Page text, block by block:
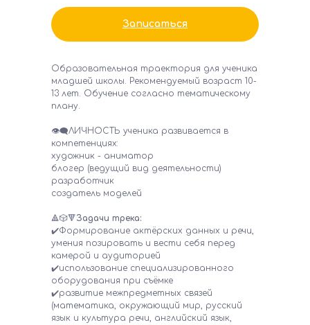
Записаться
Образовательная траектория для ученика
младшей школы. Рекомендуемый возраст 10-
13 лет. Обучение согласно тематическому
плану.
👁‍🗨ЛИЧНОСТЬ ученика развивается в
компетенциях:
художник - аниматор
блогер (ведущий вид деятельности)
разработчик
создатель моделей
🔺🎲🔻Задачи трека:
✔️Формирование актёрских данных и речи,
умения позировать и вести себя перед
камерой и аудиторией
✔️использование специализированного
оборудования при съёмке
✔️развитие межпредметных связей
(математика, окружающий мир, русский
язык и культура речи, английский язык,